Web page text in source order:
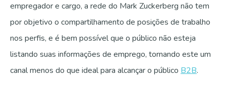
empregador e cargo, a rede do Mark Zuckerberg não tem
por objetivo o compartilhamento de posições de trabalho
nos perfis, e é bem possível que o público não esteja
listando suas informações de emprego, tornando este um
canal menos do que ideal para alcançar o público B2B.